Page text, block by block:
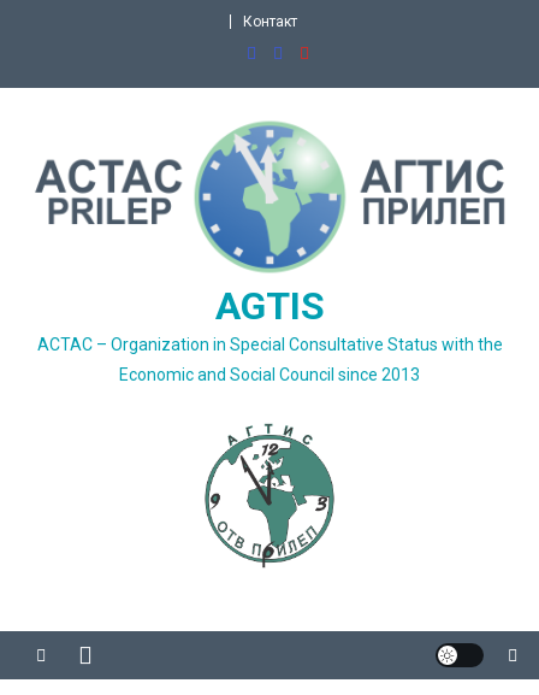
Контакт
AGTIS
ACTAC – Organization in Special Consultative Status with the
Economic and Social Council since 2013